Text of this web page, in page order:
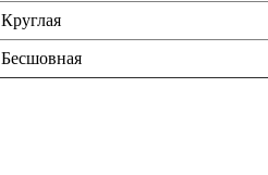
Круглая
Бесшовная